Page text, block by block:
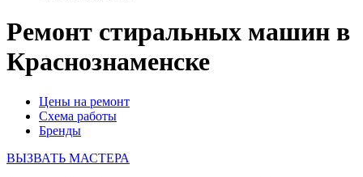
Ремонт стиральных машин в
Краснознаменске
Цены на ремонт
Схема работы
Бренды
ВЫЗВАТЬ МАСТЕРА